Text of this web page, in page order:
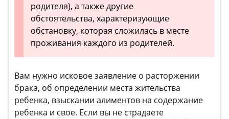
родителя), а также другие
обстоятельства, характеризующие
обстановку, которая сложилась в месте
проживания каждого из родителей.
Вам нужно исковое заявление о расторжении
брака, об определении места жительства
ребенка, взыскании алиментов на содержание
ребенка и свое. Если вы не страдаете